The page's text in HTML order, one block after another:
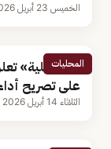
الخميس 23 أبريل 2026
المحليات
«الداخلية»
على تصريح
الثلاثاء 14 أبريل 2026